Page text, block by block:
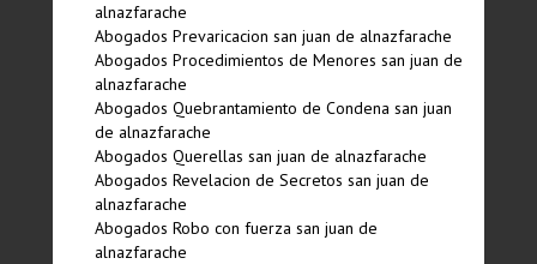
alnazfarache
Abogados Prevaricacion san juan de alnazfarache
Abogados Procedimientos de Menores san juan de
alnazfarache
Abogados Quebrantamiento de Condena san juan
de alnazfarache
Abogados Querellas san juan de alnazfarache
Abogados Revelacion de Secretos san juan de
alnazfarache
Abogados Robo con fuerza san juan de
alnazfarache